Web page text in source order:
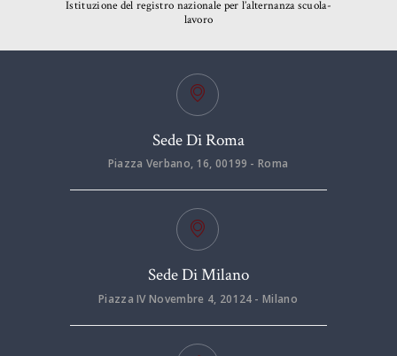
Istituzione del registro nazionale per l’alternanza scuola-
lavoro
Sede Di Roma
Piazza Verbano, 16, 00199 - Roma
Sede Di Milano
Piazza IV Novembre 4, 20124 - Milano